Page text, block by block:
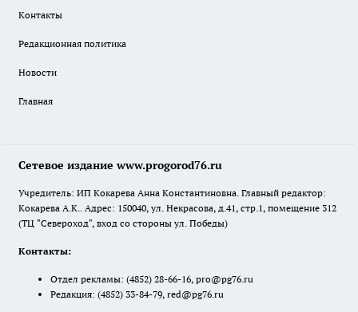
Контакты
Редакционная политика
Новости
Главная
Сетевое издание www.progorod76.ru
Учредитель: ИП Кокарева Анна Константиновна. Главный редактор:
Кокарева А.К.. Адрес: 150040, ул. Некрасова, д.41, стр.1, помещение 312
(ТЦ "Североход", вход со стороны ул. Победы)
Контакты:
Отдел рекламы: (4852) 28-66-16, pro@pg76.ru
Редакция: (4852) 33-84-79, red@pg76.ru